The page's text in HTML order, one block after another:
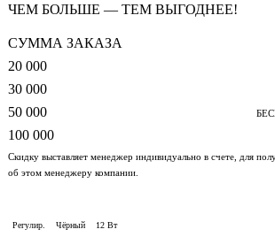
ЧЕМ БОЛЬШЕ — ТЕМ ВЫГОДНЕЕ!
СУММА ЗАКАЗА
20 000
30 000
50 000
100 000
Скидку выставляет менеджер индивидуально в счете, для
об этом менеджеру компании.
Регулир. Чёрный 12 Вт